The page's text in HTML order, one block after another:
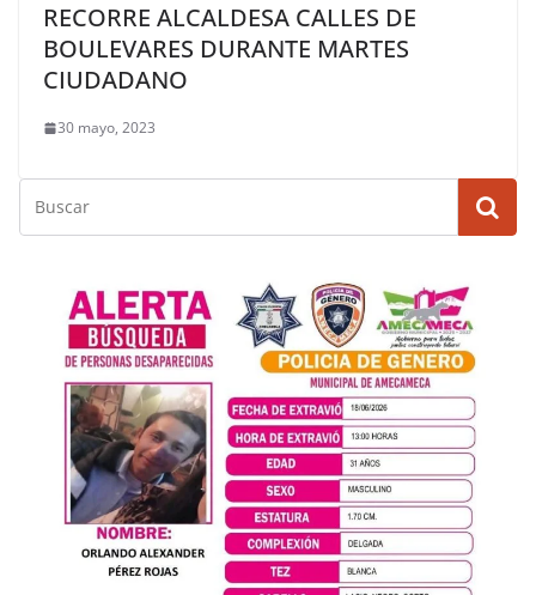
RECORRE ALCALDESA CALLES DE
BOULEVARES DURANTE MARTES
CIUDADANO
30 mayo, 2023